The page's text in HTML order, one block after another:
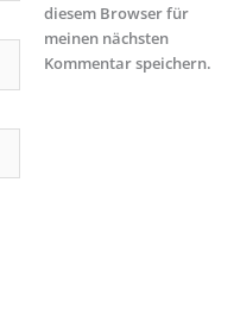
diesem Browser für
meinen nächsten
Kommentar speichern.